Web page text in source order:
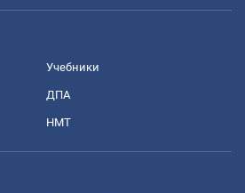
Учебники
ДПА
НМТ